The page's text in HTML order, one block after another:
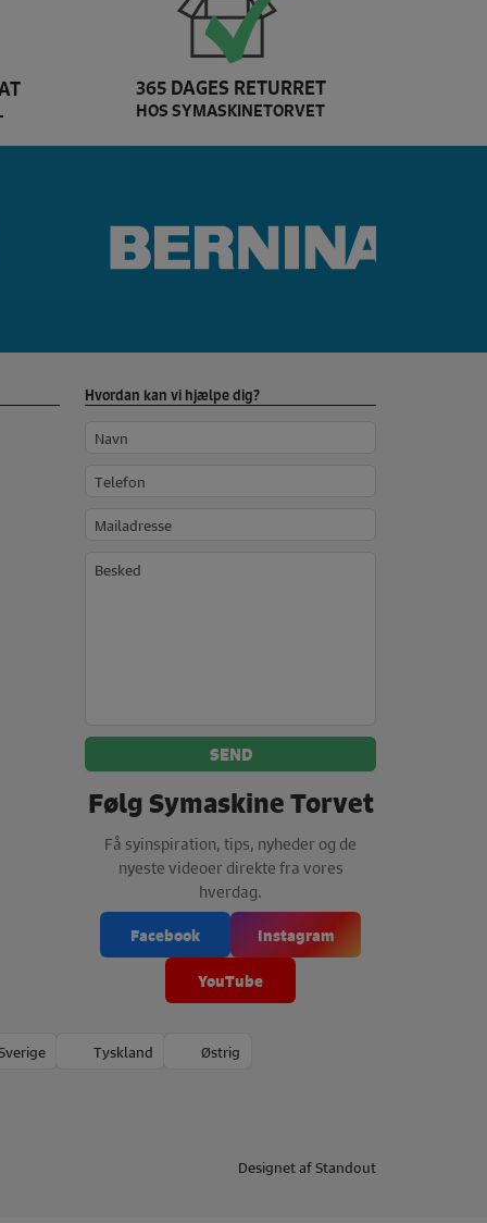
365 DAGES RETURRET
HOS SYMASKINETORVET
Hvordan kan vi hjælpe dig?
Telefon
Mailadresse
Følg Symaskine Torvet
Få syinspiration, tips, nyheder og de
nyeste videoer direkte fra vores
hverdag.
Facebook
Instagram
YouTube
Tyskland Østrig
Designet afStandout